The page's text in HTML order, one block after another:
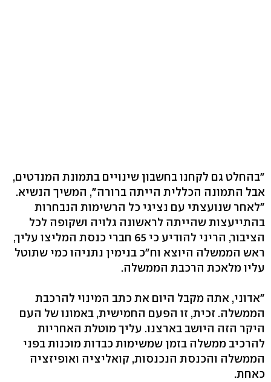
"בהחלט גם לקחנו בחשבון שינויים בתמונת המנדטים,
אבל התמונה הכללית הייתה ברורה", המשיך הנשיא.
"לאחר שנועצתי עם נציגי כל הרשימות הנבחרות
בהתייעצות שהייתה לראשונה גלויה ושקופה לכל
הציבור, הריני להודיע כי 65 חברי כנסת המליצו עליך,
ראש הממשלה היוצא וח"כ בנימין נתניהו כמי שתוטל
עליו מלאכת הרכבת הממשלה.
"אדוני, אתה מקבל היום את כתב המינוי להרכבת
הממשלה. זכית, זו הפעם החמישית, באמונו של העם
היקר הזה היושב בארצנו. עליך מוטלת האחריות
להרכיב ממשלה בזמן שמשימות כבדות מוכנות בפני
הממשלה והכנסת הנכנסות, קואליציה ואופיזציה
כאחת.